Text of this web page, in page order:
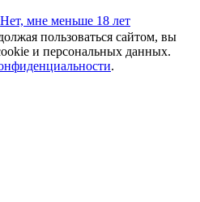
Нет, мне меньше 18 лет
пользоваться сайтом, вы
и персональных данных.
.